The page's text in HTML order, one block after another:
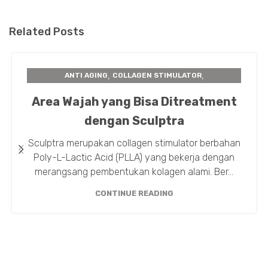
Related Posts
ANTI AGING, COLLAGEN STIMULATOR,
SCULPTRA
Area Wajah yang Bisa Ditreatment
dengan Sculptra
Sculptra merupakan collagen stimulator berbahan
Poly-L-Lactic Acid (PLLA) yang bekerja dengan
merangsang pembentukan kolagen alami. Ber...
CONTINUE READING